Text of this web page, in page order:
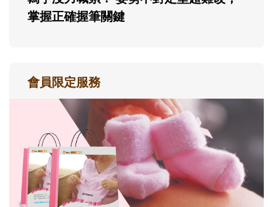
掌握正確握筆關鍵
會員限定服務